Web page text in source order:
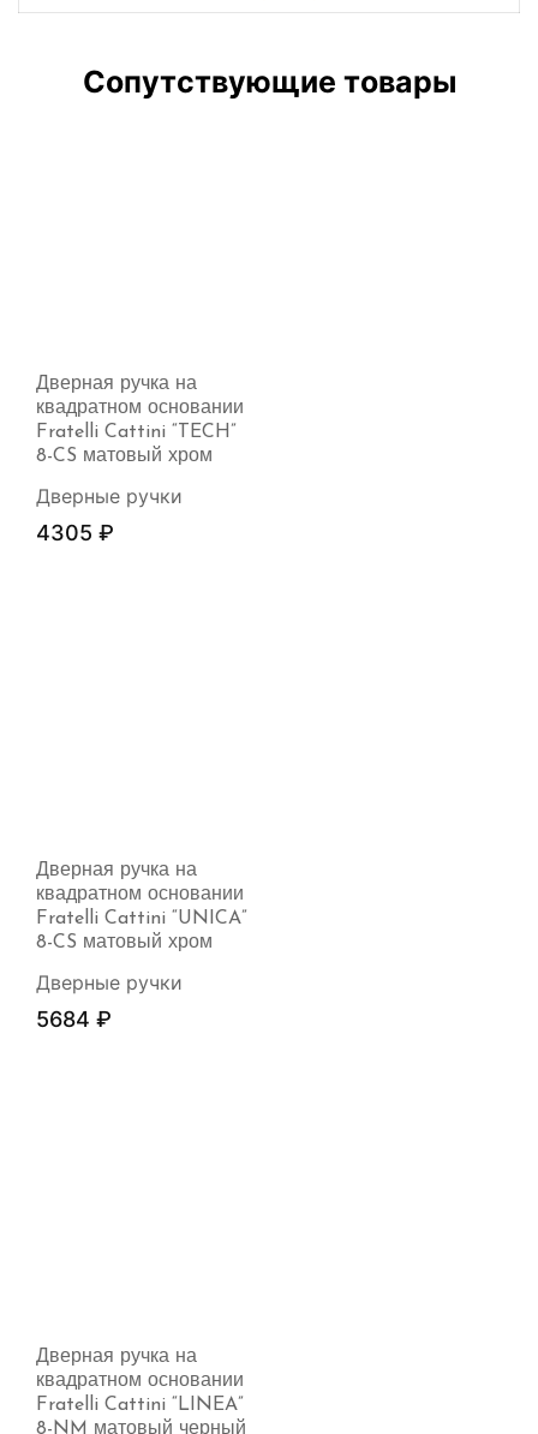
Сопутствующие товары
Дверная ручка на
квадратном основании
Fratelli Cattini “TECH”
8-CS матовый хром
Дверные ручки
4305 ₽
Дверная ручка на
квадратном основании
Fratelli Cattini “UNICA”
8-CS матовый хром
Дверные ручки
5684 ₽
Дверная ручка на
квадратном основании
Fratelli Cattini “LINEA”
8-NM матовый черный